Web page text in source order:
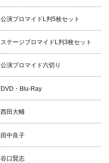
公演ブロマイドL判5枚セット
ステージブロマイドL判3枚セット
公演ブロマイド六切り
DVD・Blu-Ray
西田大輔
田中良子
谷口賢志